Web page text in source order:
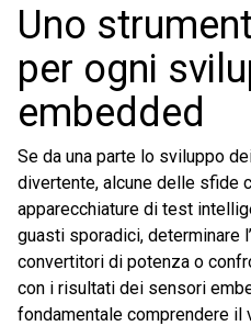
Uno
per ogni
embedded
Se da una parte lo sviluppo
divertente, alcune delle sfide
apparecchiature di test
guasti sporadici, determinare
convertitori di potenza o
con i risultati dei sensori
fondamentale comprendere il